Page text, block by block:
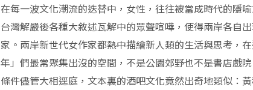
在每一波文化潮流的迭替中，女性，往往被當成時代的隱
台灣解嚴後各種大敘述瓦解中的眾聲喧嘩，使得兩岸各自
家。兩岸新世代女作家都熱中描繪新人類的生活與思考，
年」們最常聚集出沒的空間，不是公園郊野也不是書店戲
條件儘管大相逕庭，文本裏的酒吧文化竟然出奇地類似：